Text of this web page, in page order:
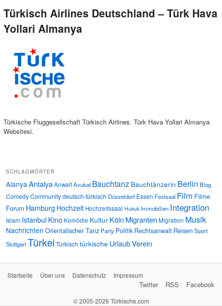
Türkisch Airlines Deutschland – Türk Hava
Yollari Almanya
Türkische Fluggesellschaft Türkisch Airlines. Türk Hava Yollari Almanya
Websitesi.
SCHLAGWÖRTER
Alanya AntalyaAnwaltAvukat Bauchtanz Bauchtänzerin Berlin Blog
ComedyCommunitydeutsch-türkisch Düsseldorf Essen Festsaal Film Filme
Forum Hamburg Hochzeit Hochzeitssaal Hukuk Immobilien Integration
Islam IstanbulKino Komödie Kultur Köln MigrantenMigration Musik
Nachrichten Orientalischer Tanz Party Politik Rechtsanwalt ReisenSport
StuttgartTürkeiTürkisch türkische UrlaubVerein
Startseite Über uns Datenschutz Impressum
Facebook
RSS
Twitter
© 2005-2026 Türkische.com